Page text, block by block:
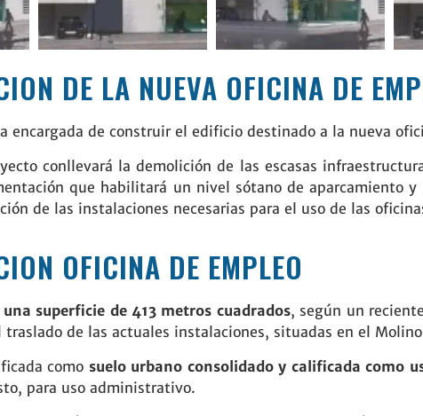
DE LA NUEVA OFICINA DE
encargada de construir el edificio destinado a la nueva
conllevará la demolición de las escasas
que habilitará un nivel sótano de aparcamiento
de las instalaciones necesarias para el uso de las
OFICINA DE EMPLEO
superficie de 413 metros cuadrados, según un
de las actuales instalaciones, situadas en el
como suelo urbano consolidado y calificada como
para uso administrativo.